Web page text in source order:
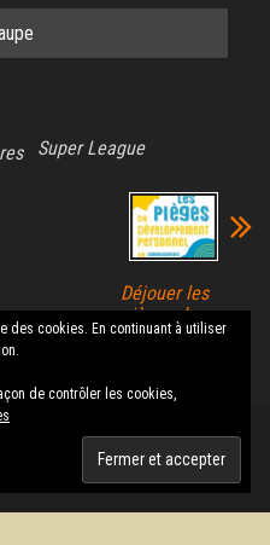
Super League
Déjouer les
pièges du
développement
Thème :Envo Magazine
des cookies. En continuant à utiliser
de contrôler les cookies,